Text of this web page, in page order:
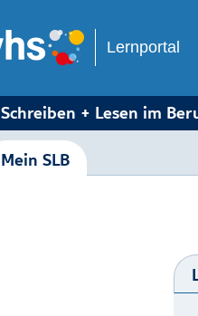
Lernportal
Schreiben + Lesen im
Mein SLB